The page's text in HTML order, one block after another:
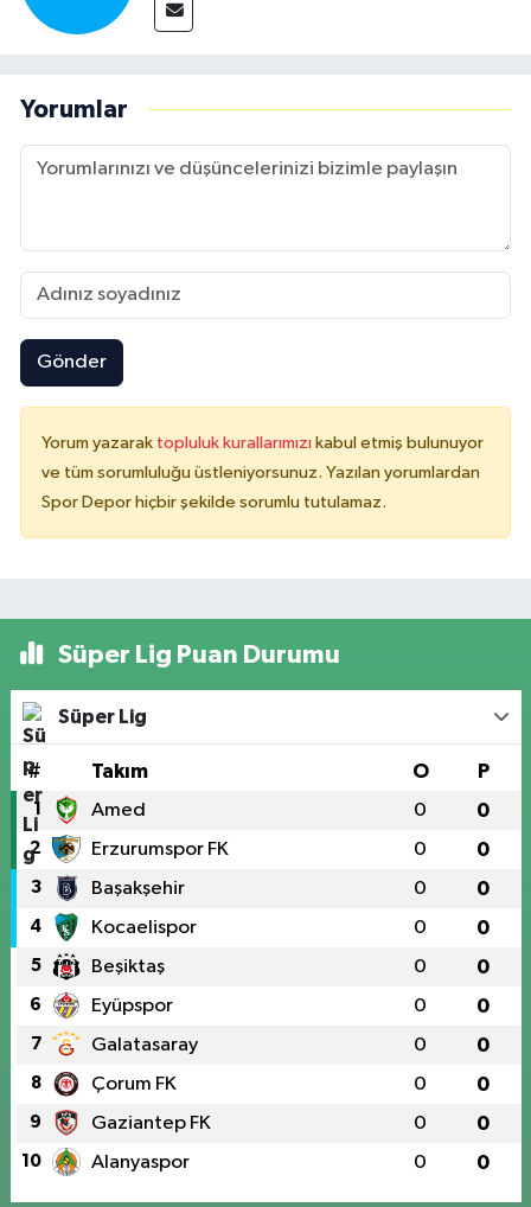
Yorumlar
Gönder
Yorum yazarak topluluk kurallarımızı kabul etmiş bulunuyor
ve tüm sorumluluğu üstleniyorsunuz. Yazılan yorumlardan
Spor Depor hiçbir şekilde sorumlu tutulamaz.
Süper Lig Puan Durumu
Süper Lig
# Takım O P
1 Amed 0 0
2 Erzurumspor FK 0 0
3 Başakşehir 0 0
4 Kocaelispor 0 0
5 Beşiktaş 0 0
6 Eyüpspor 0 0
7 Galatasaray 0 0
8 Çorum FK 0 0
9 Gaziantep FK 0 0
10 Alanyaspor 0 0